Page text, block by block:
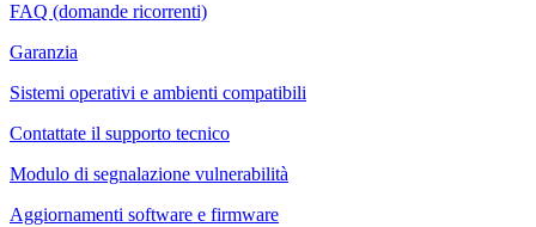
FAQ (domande ricorrenti)
Garanzia
Sistemi operativi e ambienti compatibili
Contattate il supporto tecnico
Modulo di segnalazione vulnerabilità
Aggiornamenti software e firmware